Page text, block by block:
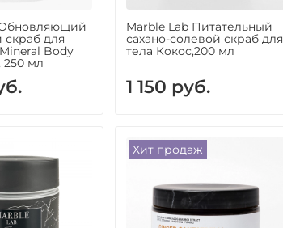
для
Body
250 мл
Marble Lab Питательный
сахано-солевой скраб для
тела Кокос,200 мл
1 150 руб.
Хит продаж